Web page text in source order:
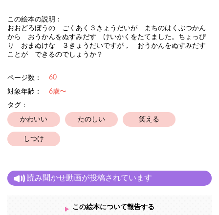
この絵本の説明：
おおどろぼうの ごくあく３きょうだいが まちのはくぶつかん
から おうかんをぬすみだす けいかくをたてました。ちょっぴ
り おまぬけな ３きょうだいですが， おうかんをぬすみだす
ことが できるのでしょうか？
ページ数： 60
対象年齢：
6歳〜
タグ：
かわいい たのしい 笑える
しつけ
読み聞かせ動画が投稿されています
この絵本について報告する